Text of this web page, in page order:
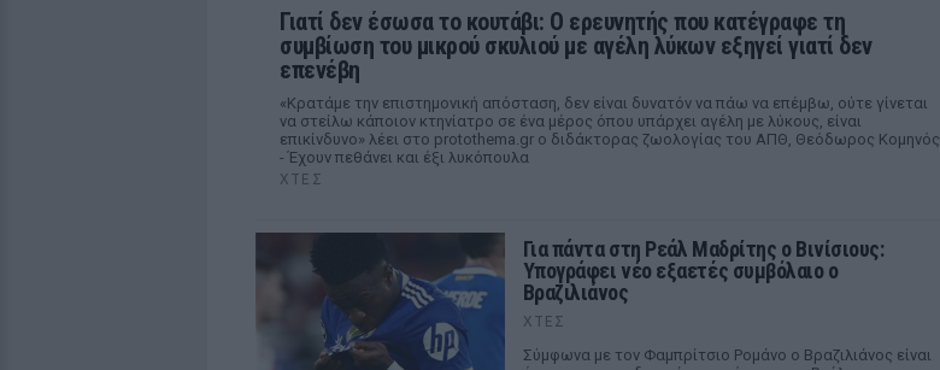
Γιατί δεν έσωσα το κουτάβι: Ο ερευνητής που κατέγραφε τη
συμβίωση του μικρού σκυλιού με αγέλη λύκων εξηγεί γιατί δεν
επενέβη
«Κρατάμε την επιστημονική απόσταση, δεν είναι δυνατόν να πάω να επέμβω, ούτε γίνεται
να στείλω κάποιον κτηνίατρο σε ένα μέρος όπου υπάρχει αγέλη με λύκους, είναι
επικίνδυνο» λέει στο protothema.gr ο διδάκτορας ζωολογίας του ΑΠΘ, Θεόδωρος Κομηνός
- Έχουν πεθάνει και έξι λυκόπουλα
ΧΤΕΣ
Για πάντα στη Ρεάλ Μαδρίτης ο Βινίσιους:
Υπογράφει νέο εξαετές συμβόλαιο ο
Βραζιλιάνος
ΧΤΕΣ
Σύμφωνα με τον Φαμπρίτσιο Ρομάνο ο Βραζιλιάνος είναι